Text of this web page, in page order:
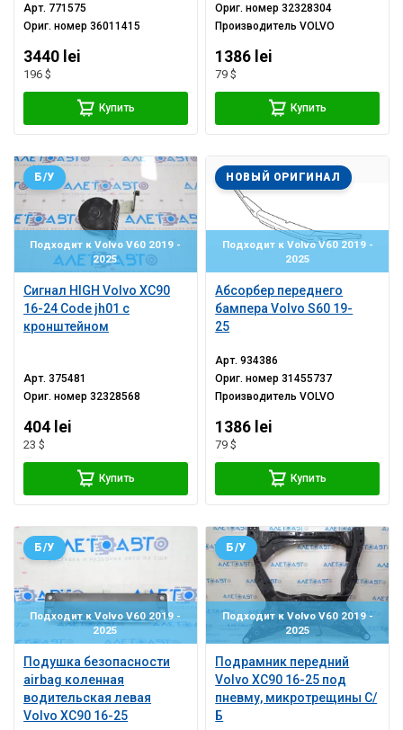
Арт. 771575
Ориг. номер36011415
3440 lei
196 $
Купить
Ориг. номер32328304
ПроизводительVOLVO
1386 lei
79 $
Купить
Подходит к Volvo V60 2019 -
2025
Сигнал HIGH Volvo XC90
16-24 Code jh01 с
кронштейном
Б/У
Арт.375481
Ориг. номер32328568
404 lei
23 $
Купить
Подходит к Volvo V60 2019 -
2025
Абсорбер переднего
бампера Volvo S60 19-
25
НОВЫЙ ОРИГИНАЛ
Арт.934386
Ориг. номер31455737
ПроизводительVOLVO
1386 lei
79 $
Купить
Подходит к Volvo V60 2019 -
2025
Подушка безопасности
airbag коленная
водительская левая
Volvo XC90 16-25
Б/У
Подходит к Volvo V60 2019 -
2025
Подрамник передний
Volvo XC90 16-25 под
пневму, микротрещины С/
Б
Б/У